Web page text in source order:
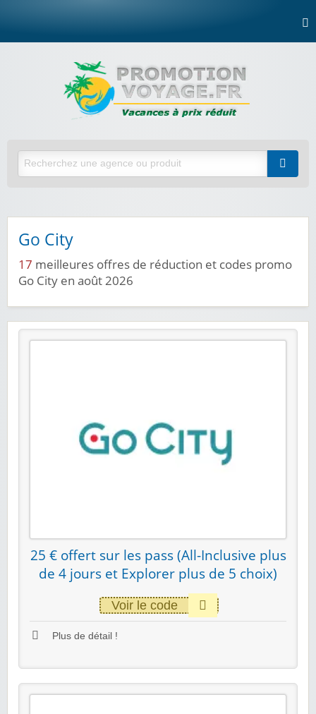
Go City
17 meilleures offres de réduction et codes promo
Go City en août 2026
25 € offert sur les pass (All-Inclusive plus
de 4 jours et Explorer plus de 5 choix)
Voir le code
Plus de détail !